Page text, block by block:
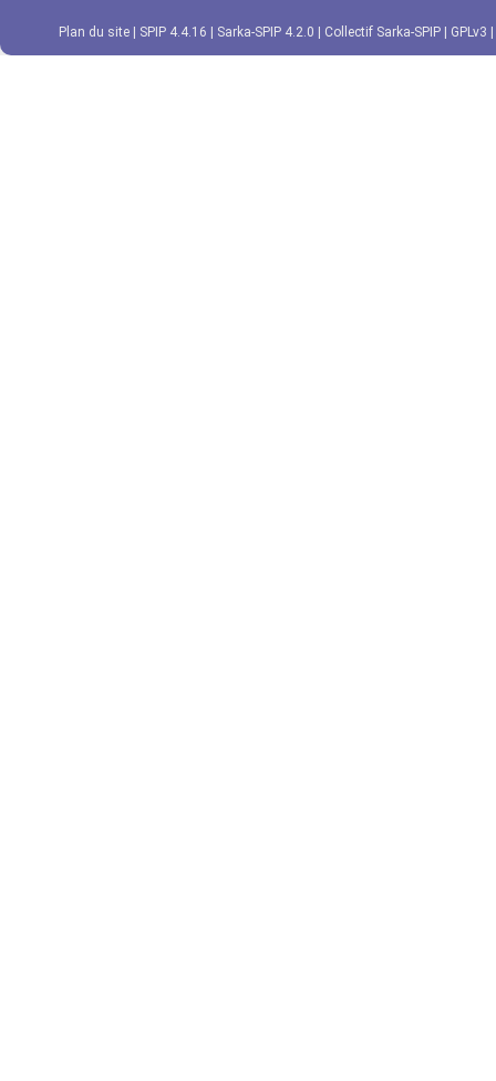
Plan du site SPIP 4.4.16 Sarka-SPIP 4.2.0 Collectif Sarka-SPIP GPLv3